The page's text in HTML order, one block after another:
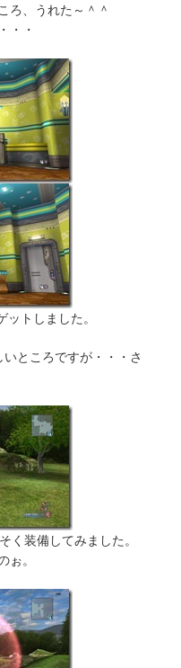
ろ、うれた～＾＾
・・
トしました。
ところですが・・・さ
く装備してみました。
。